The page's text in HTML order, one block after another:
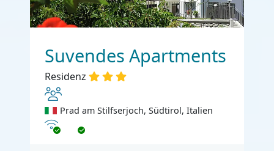
Suvendes Apartments
Residenz
Prad am Stilfserjoch, Südtirol, Italien
Internet